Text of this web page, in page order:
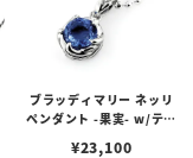
ブラッディマリー ネッリ
ペンダント -果実- w/ティ
¥23,100